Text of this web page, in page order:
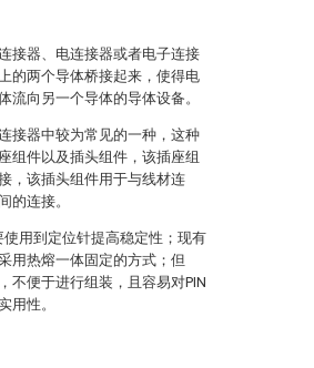
接器、电连接器或者电子连接
的两个导体桥接起来，使得电
流向另一个导体的导体设备。
接器中较为常见的一种，这种
组件以及插头组件，该插座组
，该插头组件用于与线材连
的连接。
用到定位针提高稳定性；现有
用热熔一体固定的方式；但
不便于进行组装，且容易对PIN
用性。